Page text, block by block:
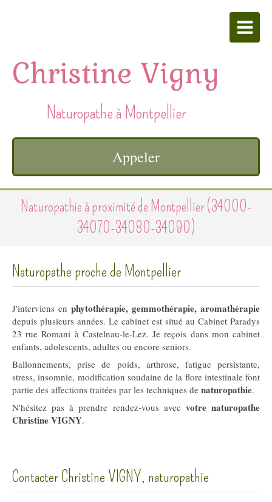
Christine Vigny
Naturopathe à Montpellier
Appeler
Naturopathie à proximité de Montpellier (34000-
34070-34080-34090)
Naturopathe proche de Montpellier
J'interviens en phytothérapie, gemmothérapie, aromathérapie
depuis plusieurs années. Le cabinet est situé au Cabinet Paradys
23 rue Romani à Castelnau-le-Lez. Je reçois dans mon cabinet
enfants, adolescents, adultes ou encore seniors.
Ballonnements, prise de poids, arthrose, fatigue persistante,
stress, insomnie, modification soudaine de la flore intestinale font
partie des affections traitées par les techniques de naturopathie.
N'hésitez pas à prendre rendez-vous avec votre naturopathe
Christine VIGNY.
Contacter Christine VIGNY, naturopathie